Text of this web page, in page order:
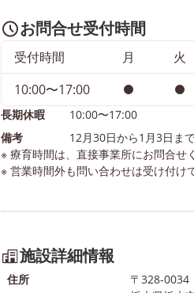
お問合せ受付時間
受付時間 月 火
10:00〜17:00
長期休暇
10:00〜17:00
備考
12月30日から1月3日ま
※ 療育時間は、直接事業所にお問合せ
※ 営業時間外も問い合わせは受け付け
施設詳細情報
住所
〒328-0034